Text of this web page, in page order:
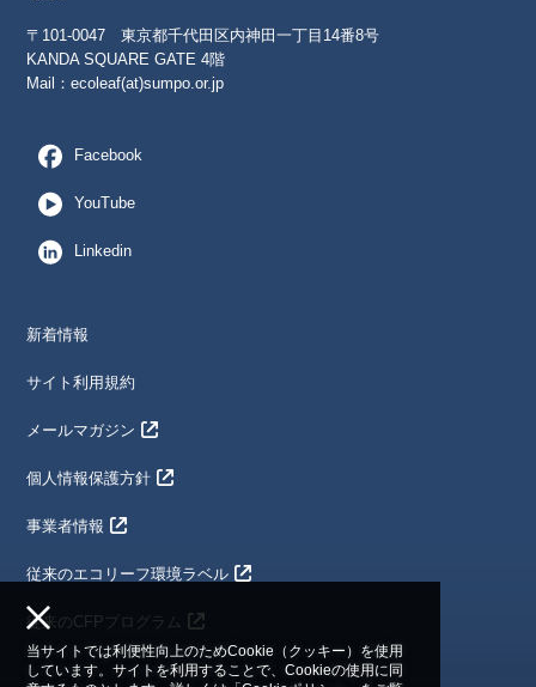
〒101-0047 東京都千代田区内神田一丁目14番8号
KANDA SQUARE GATE 4階
Mail：ecoleaf(at)sumpo.or.jp
Facebook
YouTube
Linkedin
新着情報
サイト利用規約
メールマガジン
個人情報保護方針
事業者情報
従来のエコリーフ環境ラベル
従来のCFPプログラム
当サイトでは利便性向上のためCookie（クッキー）を使用
しています。サイトを利用することで、Cookieの使用に同